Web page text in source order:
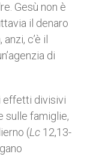
Gesù non è
il denaro
c’è il
di
effetti divisivi
sulle famiglie,
(Lc 12,13-